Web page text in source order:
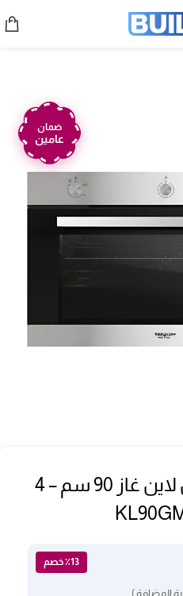
ضمان
عامين
فرن بلت ان كيتشن لاين غاز 90 سم – 4
٪13 خصم
المضافة )